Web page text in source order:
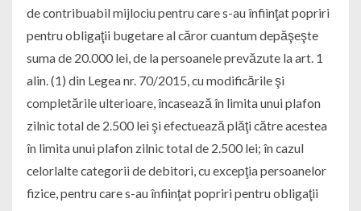
de contribuabil mijlociu pentru care s-au înfiinţat popriri
pentru obligaţii bugetare al căror cuantum depăşeşte
suma de 20.000 lei, de la persoanele prevăzute la art. 1
alin. (1) din Legea nr. 70/2015, cu modificările şi
completările ulterioare, încasează în limita unui plafon
zilnic total de 2.500 lei şi efectuează plăţi către acestea
în limita unui plafon zilnic total de 2.500 lei; în cazul
celorlalte categorii de debitori, cu excepţia persoanelor
fizice, pentru care s-au înfiinţat popriri pentru obligaţii